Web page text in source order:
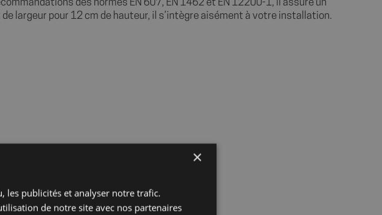
des normes EN 607, EN 1462 et EN 12200-1, il assure un
largeur pour 12 cm de hauteur, il s’intègre aisément à votre installation.
×
les publicités et analyser notre trafic.
de notre site avec nos partenaires